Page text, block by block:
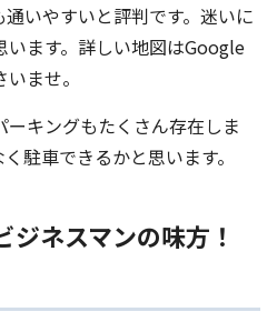
いやすいと評判です。迷いに
います。詳しい地図はGoogle
ませ。
ーキングもたくさん存在しま
駐車できるかと思います。
ネスマンの味方！